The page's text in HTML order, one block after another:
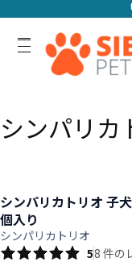
シンパリカ
シンパリカトリオ 子
個入り
シンパリカトリオ
58 件の